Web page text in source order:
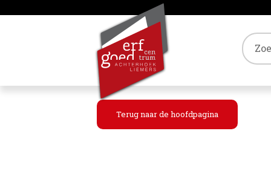
Terug naar de hoofdpagina